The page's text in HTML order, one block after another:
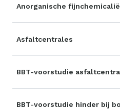
Anorganische
Asfaltcentrales
BBT-voorstudie
BBT-voorstudie hinder bij